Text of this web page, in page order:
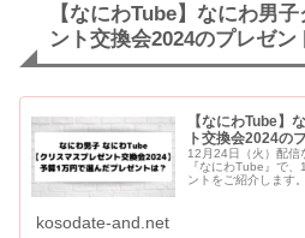
【なにわTube】なにわ男
ント交換会2024のプレゼン
【なにわTube】
ト交換会2024の
12月24日（火）配信
『なにわTube』で
ントをご紹介します。 ベイブレードセット・1人用鍋
kosodate-and.net